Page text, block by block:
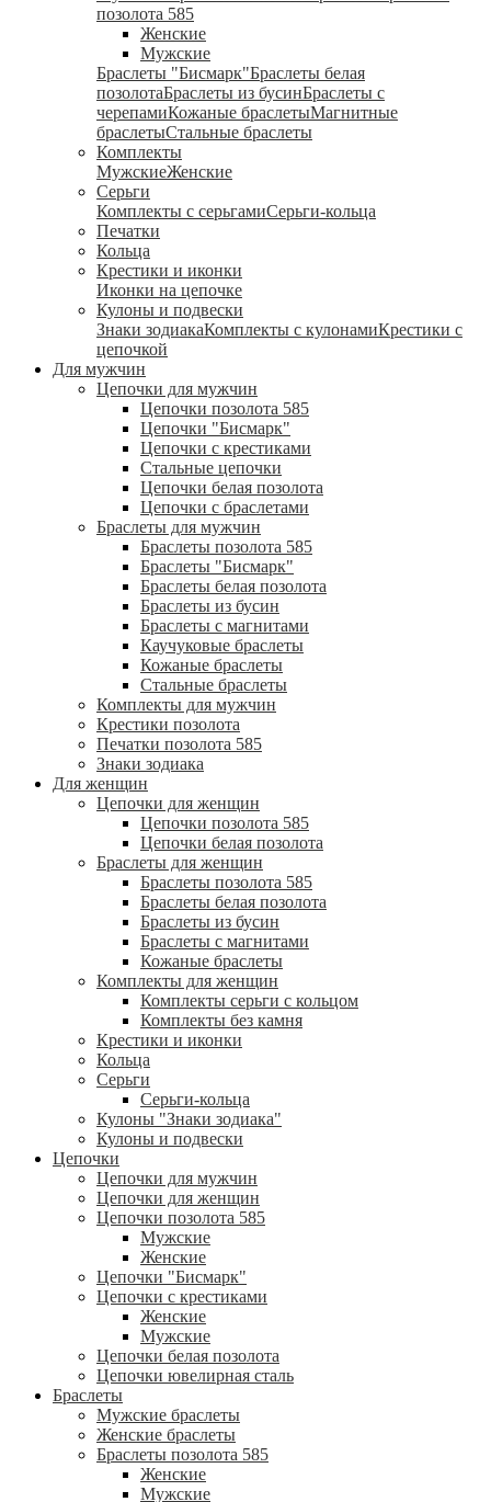
позолота 585
Женские
Мужские
Браслеты "Бисмарк"Браслеты белая
позолотаБраслеты из бусинБраслеты с
черепамиКожаные браслетыМагнитные
браслетыСтальные браслеты
Комплекты
МужскиеЖенские
Серьги
Комплекты с серьгамиСерьги-кольца
Печатки
Кольца
Крестики и иконки
Иконки на цепочке
Кулоны и подвески
Знаки зодиакаКомплекты с кулонамиКрестики с
цепочкой
Для мужчин
Цепочки для мужчин
Цепочки позолота 585
Цепочки "Бисмарк"
Цепочки с крестиками
Стальные цепочки
Цепочки белая позолота
Цепочки с браслетами
Браслеты для мужчин
Браслеты позолота 585
Браслеты "Бисмарк"
Браслеты белая позолота
Браслеты из бусин
Браслеты с магнитами
Каучуковые браслеты
Кожаные браслеты
Стальные браслеты
Комплекты для мужчин
Крестики позолота
Печатки позолота 585
Знаки зодиака
Для женщин
Цепочки для женщин
Цепочки позолота 585
Цепочки белая позолота
Браслеты для женщин
Браслеты позолота 585
Браслеты белая позолота
Браслеты из бусин
Браслеты с магнитами
Кожаные браслеты
Комплекты для женщин
Комплекты серьги с кольцом
Комплекты без камня
Крестики и иконки
Кольца
Серьги
Серьги-кольца
Кулоны "Знаки зодиака"
Кулоны и подвески
Цепочки
Цепочки для мужчин
Цепочки для женщин
Цепочки позолота 585
Мужские
Женские
Цепочки "Бисмарк"
Цепочки с крестиками
Женские
Мужские
Цепочки белая позолота
Цепочки ювелирная сталь
Браслеты
Мужские браслеты
Женские браслеты
Браслеты позолота 585
Женские
Мужские